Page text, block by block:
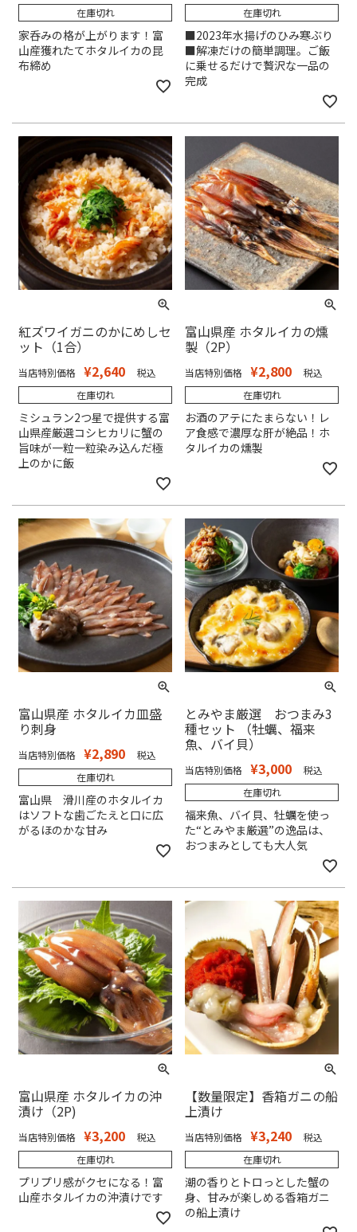
在庫切れ
家呑みの格が上がります！富
山産獲れたてホタルイカの昆
布締め
在庫切れ
■2023年水揚げのひみ寒ぶり
■解凍だけの簡単調理。ご飯
に乗せるだけで贅沢な一品の
完成
紅ズワイガニのかにめしセ
ット（1合）
当店特別価格 ¥2,640
税込
在庫切れ
ミシュラン2つ星で提供する富
山県産厳選コシヒカリに蟹の
旨味が一粒一粒染み込んだ極
上のかに飯
富山県産 ホタルイカの燻
製（2P）
当店特別価格 ¥2,800
税込
在庫切れ
お酒のアテにたまらない！レ
ア食感で濃厚な肝が絶品！ホ
タルイカの燻製
富山県産 ホタルイカ皿盛
り刺身
当店特別価格 ¥2,890
税込
在庫切れ
富山県 滑川産のホタルイカ
はソフトな歯ごたえと口に広
がるほのかな甘み
とみやま厳選 おつまみ3
種セット （牡蠣、福来
魚、バイ貝）
当店特別価格 ¥3,000
税込
在庫切れ
福来魚、バイ貝、牡蠣を使っ
た“とみやま厳選”の逸品は、
おつまみとしても大人気
富山県産 ホタルイカの沖
漬け（2P)
当店特別価格 ¥3,200
税込
在庫切れ
プリプリ感がクセになる！富
山産ホタルイカの沖漬けです
【数量限定】香箱ガニの船
上漬け
当店特別価格 ¥3,240
税込
在庫切れ
潮の香りとトロっとした蟹の
身、甘みが楽しめる香箱ガニ
の船上漬け